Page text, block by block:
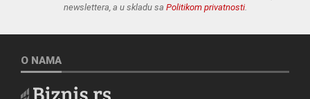
newslettera, a u skladu sa Politikom privatnosti.
O NAMA